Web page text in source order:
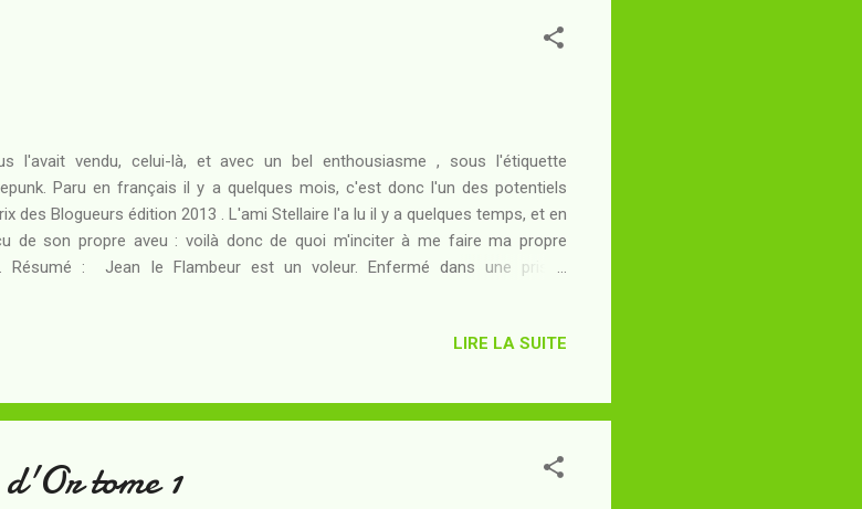
l'avait vendu, celui-là, et avec un bel enthousiasme , sous l'étiquette
Paru en français il y a quelques mois, c'est donc l'un des potentiels
des Blogueurs édition 2013 . L'ami Stellaire l'a lu il y a quelques temps, et en
de son propre aveu : voilà donc de quoi m'inciter à me faire ma propre
Résumé : Jean le Flambeur est un voleur. Enfermé dans une prison
pourtant, une guerrière venue du Nuage de Oort vient le tirer de sa prison :
nom de l'Oubliette. Or, Jean connaît bi...
LIRE LA SUITE
d'Or tome 1